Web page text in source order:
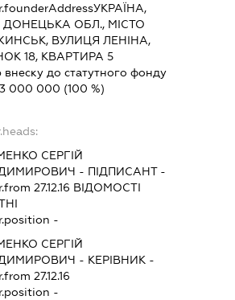
УКРАЇНА,
ДОНЕЦЬКА ОБЛ., МІСТО
ВУЛИЦЯ ЛЕНІНА,
18, КВАРТИРА 5
внеску до статутного фонду
3 000 000 (100 %)
СЕРГІЙ
- ПІДПИСАНТ-
27.12.16 ВІДОМОСТІ
-
СЕРГІЙ
- КЕРІВНИК -
27.12.16
-